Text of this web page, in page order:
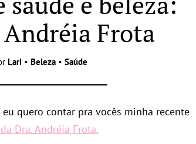
Frota
Lari • Beleza • Saúde
quero contar pra vocês minha recente
Dra. Andréia Frota.